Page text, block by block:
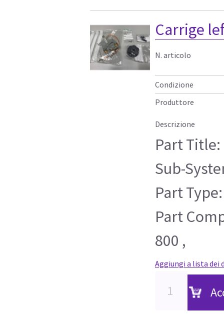
Carrige
N. articolo
Condizione
Produttore
Descrizione
Part
Sub-
Part
Part
800 ,
Aggiungi a lista dei